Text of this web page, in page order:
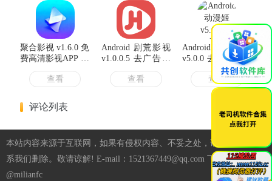
聚合影视 v1.6.0 免
费高清影视APP 全
网影视聚合一键播
查看
Android 剧荒影视
v1.0.0.5 去广告纯
净版
查看
Android 动漫姬
v5.0.0 去广告纯净
查看
评论列表
本站内容来源于互联网，如果有侵权内容、不妥之处，请第一时间联
系我们删除。敬请谅解! E-mail：1521367449@qq.com 飞机：
@milianfc